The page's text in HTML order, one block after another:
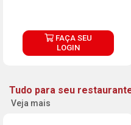
FAÇA SEU
LOGIN
Tudo para seu
Veja mais